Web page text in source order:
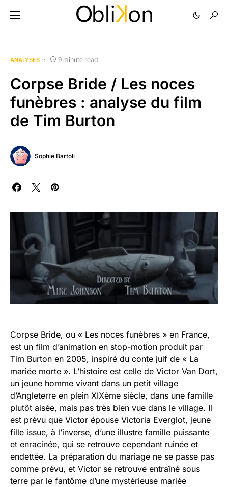
ANALYSES 9 minute read
Corpse Bride / Les noces
funèbres : analyse du film
de Tim Burton
Sophie Bartoli
Corpse Bride, ou « Les noces funèbres » en France,
est un film d’animation en stop-motion produit par
Tim Burton en 2005, inspiré du conte juif de « La
mariée morte ». L’histoire est celle de Victor Van Dort,
un jeune homme vivant dans un petit village
d’Angleterre en plein XIXème siècle, dans une famille
plutôt aisée, mais pas très bien vue dans le village. Il
est prévu que Victor épouse Victoria Everglot, jeune
fille issue, à l’inverse, d’une illustre famille puissante
et enracinée, qui se retrouve cependant ruinée et
endettée. La préparation du mariage ne se passe pas
comme prévu, et Victor se retrouve entraîné sous
terre par le fantôme d’une mystérieuse mariée